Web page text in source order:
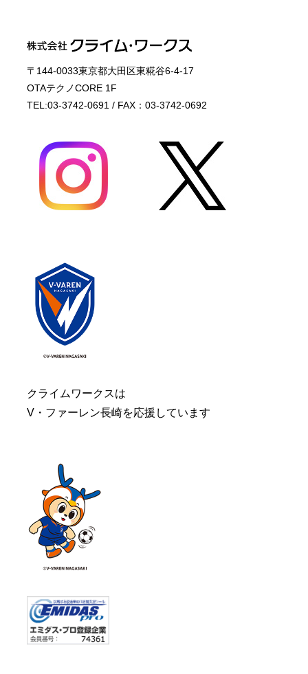
〒144-0033東京都大田区東糀谷6-4-17
OTAテクノCORE 1F
TEL:03-3742-0691 / FAX：03-3742-0692
クライムワークスは
V・ファーレン長崎を応援しています